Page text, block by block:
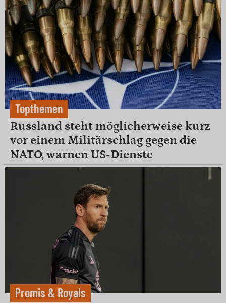
Topthemen
Russland steht möglicherweise kurz
vor einem Militärschlag gegen die
NATO, warnen US-Dienste
Promis & Royals